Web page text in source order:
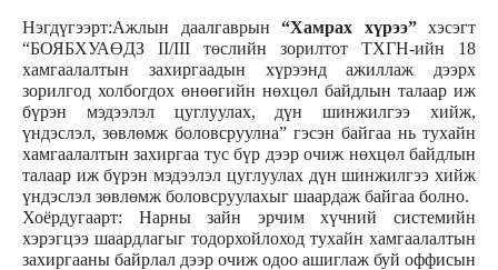
Нэгдүгээрт:Ажлын даалгаврын “Хамрах хүрээ”хэсэгт
“БОЯБХУАӨДЗ II/III төслийн зорилтот ТХГН-ийн 18
хамгаалалтын захиргаадын хүрээнд ажиллаж дээрх
зорилгод холбогдох өнөөгийн нөхцөл байдлын талаар иж
бүрэн мэдээлэл цуглуулах, дүн шинжилгээ хийж,
үндэслэл, зөвлөмж боловсруулна” гэсэн байгаа нь тухайн
хамгаалалтын захиргаа тус бүр дээр очиж нөхцөл байдлын
талаар иж бүрэн мэдээлэл цуглуулах дүн шинжилгээ хийж
үндэслэл зөвлөмж боловсруулахыг шаардаж байгаа болно.
Хоёрдугаарт: Нарны зайн эрчим хүчний системийн
хэрэгцээ шаардлагыг тодорхойлоход тухайн хамгаалалтын
захиргааны байрлал дээр очиж одоо ашиглаж буй оффисын